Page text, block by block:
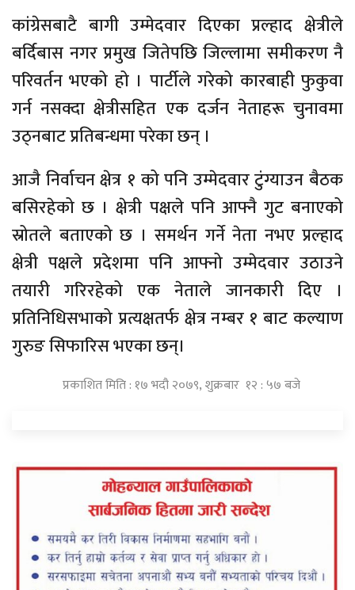
कांग्रेसबाटै बागी उम्मेदवार दिएका प्रल्हाद क्षेत्रीले
बर्दिबास नगर प्रमुख जितेपछि जिल्लामा समीकरण नै
परिवर्तन भएको हो । पार्टीले गरेको कारबाही फुकुवा
गर्न नसक्दा क्षेत्रीसहित एक दर्जन नेताहरू चुनावमा
उठ्नबाट प्रतिबन्धमा परेका छन् ।
आजै निर्वाचन क्षेत्र १ को पनि उम्मेदवार टुंग्याउन बैठक
बसिरहेको छ । क्षेत्री पक्षले पनि आफ्नै गुट बनाएको
स्रोतले बताएको छ । समर्थन गर्ने नेता नभए प्रल्हाद
क्षेत्री पक्षले प्रदेशमा पनि आफ्नो उम्मेदवार उठाउने
तयारी गरिरहेको एक नेताले जानकारी दिए ।
प्रतिनिधिसभाको प्रत्यक्षतर्फ क्षेत्र नम्बर १ बाट कल्याण
गुरुङ सिफारिस भएका छन्।
प्रकाशित मिति : १७ भदौ २०७९, शुक्रबार १२ : ५७ बजे